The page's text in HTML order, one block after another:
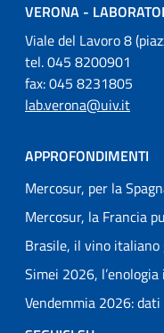
VERONA -
Viale del Lavoro 8
tel. 045 8200901
fax: 045 8231805
lab.verona@uiv.it
APPROFONDIMENTI
Mercosur, per la
Mercosur, la Francia
Brasile, il vino
Simei 2026,
Vendemmia 2026: